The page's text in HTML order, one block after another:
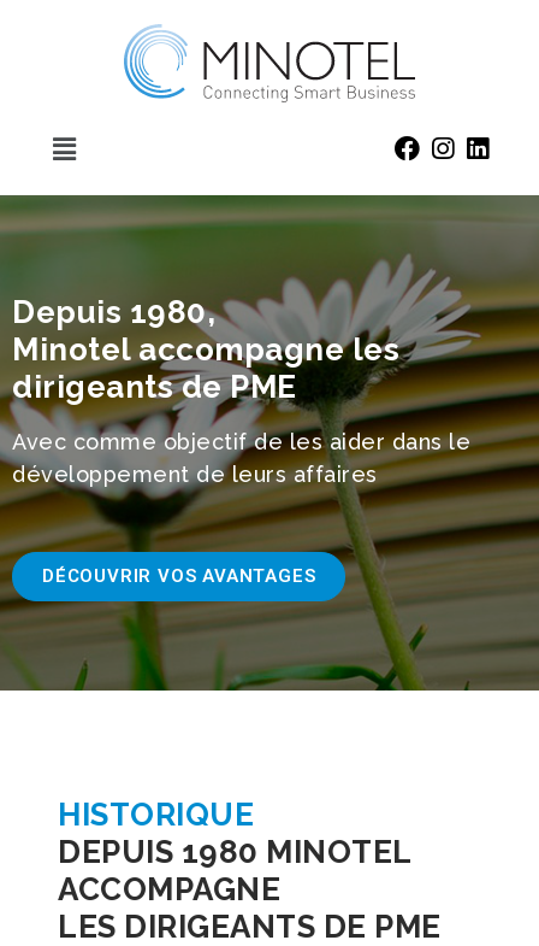
Depuis 1980,
Minotel accompagne les
dirigeants de PME
Avec comme objectif de les aider dans le
développement de leurs affaires
DÉCOUVRIR VOS AVANTAGES
HISTORIQUE
DEPUIS 1980 MINOTEL
ACCOMPAGNE
LES DIRIGEANTS DE PME